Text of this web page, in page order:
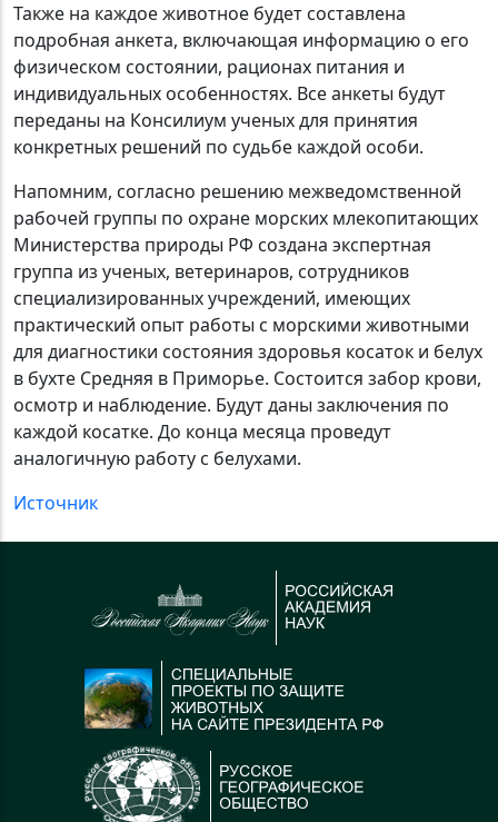
Также на каждое животное будет составлена
подробная анкета, включающая информацию о его
физическом состоянии, рационах питания и
индивидуальных особенностях. Все анкеты будут
переданы на Консилиум ученых для принятия
конкретных решений по судьбе каждой особи.
Напомним, согласно решению межведомственной
рабочей группы по охране морских млекопитающих
Министерства природы РФ создана экспертная
группа из ученых, ветеринаров, сотрудников
специализированных учреждений, имеющих
практический опыт работы с морскими животными
для диагностики состояния здоровья косаток и белух
в бухте Средняя в Приморье. Состоится забор крови,
осмотр и наблюдение. Будут даны заключения по
каждой косатке. До конца месяца проведут
аналогичную работу с белухами.
Источник